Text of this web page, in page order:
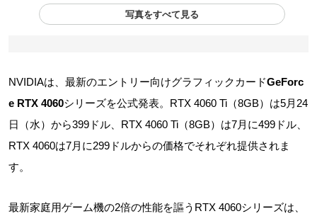
写真をすべて見る
NVIDIAは、最新のエントリー向けグラフィックカードGeForc
e RTX 4060シリーズを公式発表。RTX 4060 Ti（8GB）は5月24
日（水）から399ドル、RTX 4060 Ti（8GB）は7月に499ドル、
RTX 4060は7月に299ドルからの価格でそれぞれ提供されま
す。
最新家庭用ゲーム機の2倍の性能を謳うRTX 4060シリーズは、